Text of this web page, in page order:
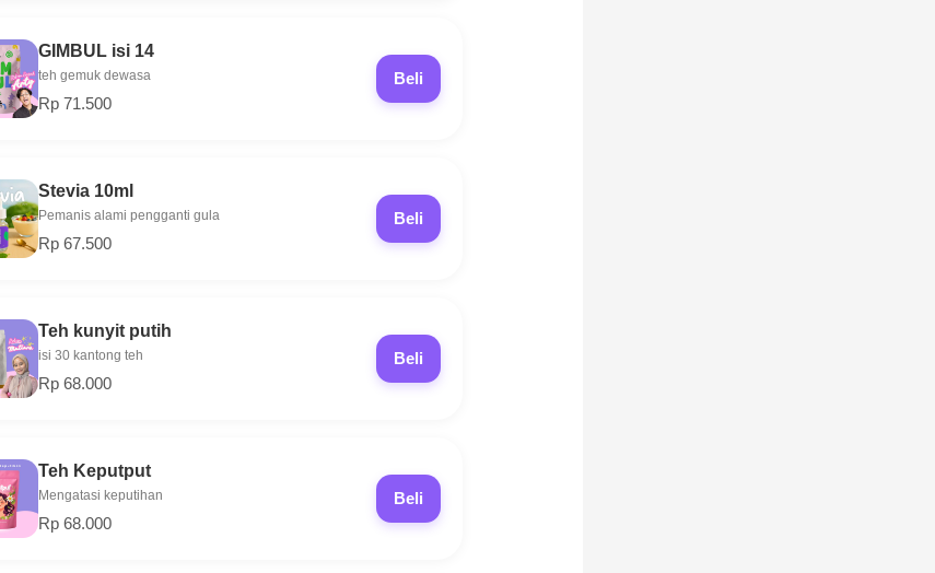
GIMBUL isi 14
teh gemuk dewasa
Rp 71.500
Beli
Stevia 10ml
Pemanis alami pengganti gula
Rp 67.500
Beli
Teh kunyit putih
isi 30 kantong teh
Rp 68.000
Beli
Teh Keputput
Mengatasi keputihan
Rp 68.000
Beli